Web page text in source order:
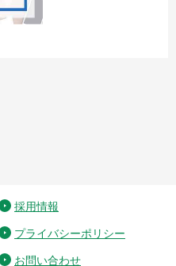
採用情報
プライバシーポリシー
お問い合わせ